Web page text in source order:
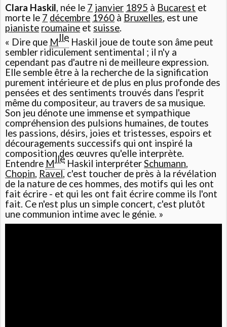
Clara Haskil, née le 7 janvier 1895 à Bucarest et
morte le 7 décembre 1960 à Bruxelles, est une
pianiste roumaine et suisse.
« Dire que Mlle Haskil joue de toute son âme peut
sembler ridiculement sentimental ; il n'y a
cependant pas d'autre ni de meilleure expression.
Elle semble être à la recherche de la signification
purement intérieure et de plus en plus profonde des
pensées et des sentiments trouvés dans l'esprit
même du compositeur, au travers de sa musique.
Son jeu dénote une immense et sympathique
compréhension des pulsions humaines, de toutes
les passions, désirs, joies et tristesses, espoirs et
découragements successifs qui ont inspiré la
composition des œuvres qu'elle interprète.
Entendre Mlle Haskil interpréterSchumann,
Chopin, Ravel, c'est toucher de près à la révélation
de la nature de ces hommes, des motifs qui les ont
fait écrire - et qui les ont fait écrire comme ils l'ont
fait. Ce n'est plus un simple concert, c'est plutôt
une communion intime avec le génie. »